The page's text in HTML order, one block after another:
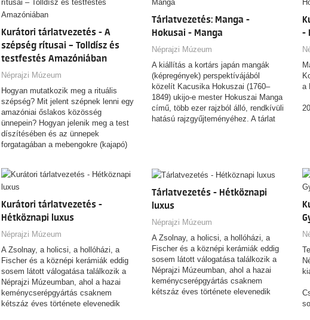
Kurátori tárlatvezetés - A
szépség rítusai – Tolldísz és
testfestés Amazóniában
Néprajzi Múzeum
Hogyan mutatkozik meg a rituális
szépség? Mit jelent szépnek lenni egy
amazóniai őslakos közösség
ünnepein? Hogyan jelenik meg a test
díszítésében és az ünnepek
forgatagában a mebengokre (kajapó)
közösségi identitása? Hogyan örökíti
meg fényképein mindezt egy
kulturális antropológus, aki fél
évszázada kutat közöttük? A
budapesti Néprajzi Múzeum új
kiállítása egy különleges
fotógyűjtemény segítségével válaszol
a fenti kérdésekre.
Tárlatvezetés: Manga -
Hokusai - Manga
Néprajzi Múzeum
A kiállítás a kortárs japán mangák
(képregények) perspektívájából
közelít Kacusika Hokuszai (1760–
1849) ukijo-e mester Hokuszai Manga
című, több ezer rajzból álló, rendkívüli
hatású rajzgyűjteményéhez. A tárlat
változott a „manga” fogalma,
kétszáz év során.
-
a
Kurátori tárlatvezetés -
Hétköznapi luxus
Néprajzi Múzeum
A Zsolnay, a holicsi, a hollóházi, a
Fischer és a köznépi kerámiák eddig
sosem látott válogatása találkozik a
Néprajzi Múzeumban, ahol a hazai
keménycserépgyártás csaknem
kétszáz éves története elevenedik
Tárlatvezetés - Hétköznapi
luxus
Néprajzi Múzeum
A Zsolnay, a holicsi, a hollóházi, a
Fischer és a köznépi kerámiák eddig
sosem látott válogatása találkozik a
Néprajzi Múzeumban, ahol a hazai
keménycserépgyártás csaknem
kétszáz éves története elevenedik